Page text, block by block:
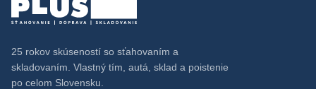
25 rokov skúseností so sťahovaním a
skladovaním. Vlastný tím, autá, sklad a poistenie
po celom Slovensku.